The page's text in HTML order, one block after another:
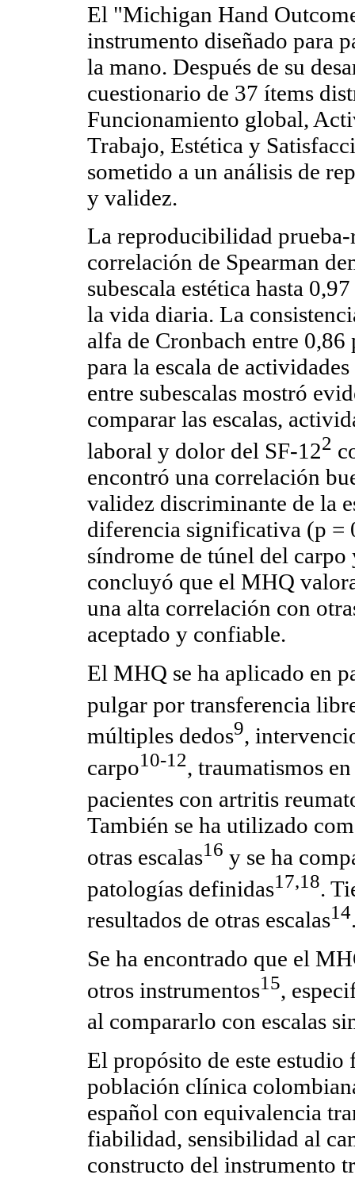
El "Michigan Hand
instrumento diseñado para
la mano. Después de su
cuestionario de 37 ítems
Funcionamiento global,
Trabajo, Estética y
sometido a un análisis de
y validez.
La reproducibilidad prueba-
correlación de Spearman
subescala estética hasta
la vida diaria. La
alfa de Cronbach entre
para la escala de
entre subescalas mostró
comparar las escalas,
laboral y dolor del SF-122
encontró una correlación
validez discriminante de la
diferencia significativa (p =
síndrome de túnel del
concluyó que el MHQ
una alta correlación con
aceptado y confiable.
El MHQ se ha aplicado en
pulgar por transferencia
múltiples dedos9,
carpo10-12, traumatismos
pacientes con artritis
También se ha utilizado
otras escalas16 y se ha
patologías definidas17,18.
resultados de otras escalas14
Se ha encontrado que el
otros instrumentos15,
al compararlo con escalas
El propósito de este
población clínica
español con equivalencia
fiabilidad, sensibilidad al
constructo del instrumento